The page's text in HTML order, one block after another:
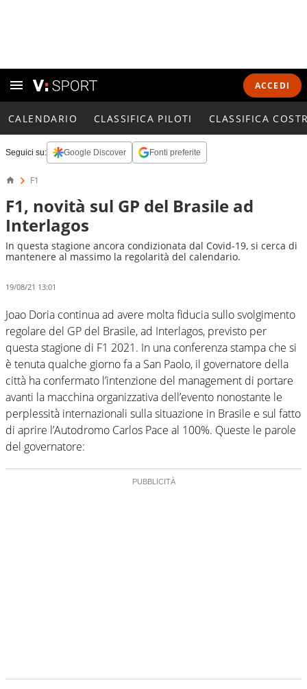
ACCEDI
CALENDARIO CLASSIFICA PILOTI CLASSIFICA
Seguici su: Google Discover Fonti preferite
F1
F1, novità sul GP del Brasile ad
Interlagos
In questa stagione ancora condizionata dal Covid-19, si cerca di
mantenere al massimo la regolarità del calendario.
19/08/21 13:01
Joao Doria continua ad avere molta fiducia sullo svolgimento
regolare del GP del Brasile, ad Interlagos, previsto per
questa stagione di F1 2021. In una conferenza stampa che si
è tenuta qualche giorno fa a San Paolo, il governatore della
città ha confermato l’intenzione del management di portare
avanti la macchina organizzativa dell’evento nonostante le
perplessità internazionali sulla situazione in Brasile e sul fatto
di aprire l’Autodromo Carlos Pace al 100%. Queste le parole
del governatore: